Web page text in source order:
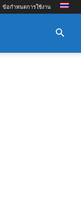
ข้อกำหนดการใช้งาน